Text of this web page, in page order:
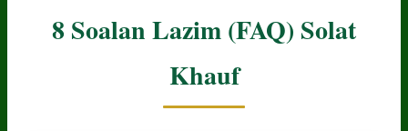
8 Soalan Lazim (FAQ) Solat
Khauf